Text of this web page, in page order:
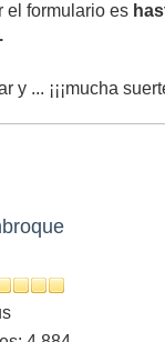
el formulario es
y ... ¡¡¡mucha